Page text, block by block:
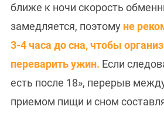
ближе к ночи скорость
замедляется, поэтому не
3-4 часа до сна, чтобы
переварить ужин. Если
есть после 18», перерыв
приемом пищи и сном